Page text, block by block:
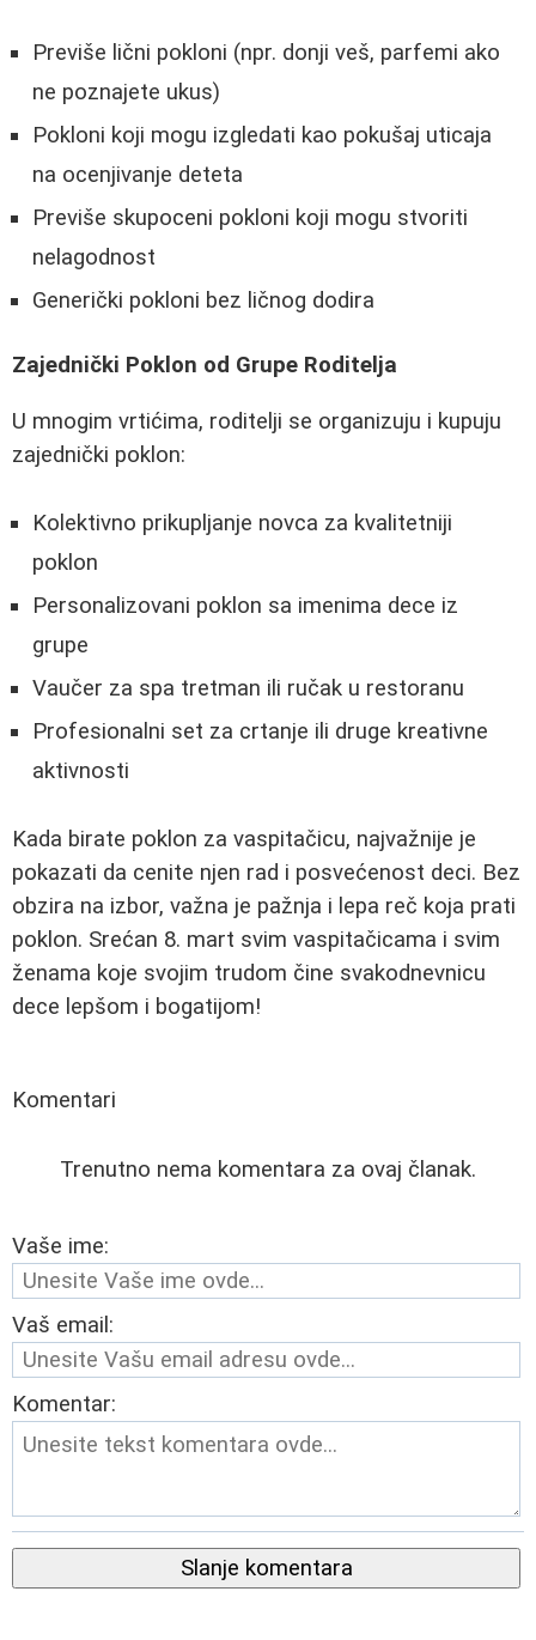
Previše lični pokloni (npr. donji veš, parfemi ako
ne poznajete ukus)
Pokloni koji mogu izgledati kao pokušaj uticaja
na ocenjivanje deteta
Previše skupoceni pokloni koji mogu stvoriti
nelagodnost
Generički pokloni bez ličnog dodira
Zajednički Poklon od Grupe Roditelja
U mnogim vrtićima, roditelji se organizuju i kupuju
zajednički poklon:
Kolektivno prikupljanje novca za kvalitetniji
poklon
Personalizovani poklon sa imenima dece iz
grupe
Vaučer za spa tretman ili ručak u restoranu
Profesionalni set za crtanje ili druge kreativne
aktivnosti
Kada birate poklon za vaspitačicu, najvažnije je
pokazati da cenite njen rad i posvećenost deci. Bez
obzira na izbor, važna je pažnja i lepa reč koja prati
poklon. Srećan 8. mart svim vaspitačicama i svim
ženama koje svojim trudom čine svakodnevnicu
dece lepšom i bogatijom!
Komentari
Trenutno nema komentara za ovaj članak.
Vaše ime:
Vaš email:
Komentar:
Slanje komentara